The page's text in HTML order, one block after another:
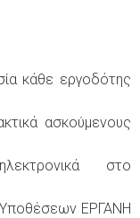
κάθε εργοδότης
ασκούμενους
στο
Υποθέσεων ΕΡΓΑΝΗ